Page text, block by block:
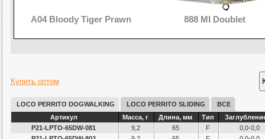
A04 Bloody Tiger Prawn 888 MI Doublet
Купить оптом
LOCO PERRITO DOGWALKING LOCO PERRITO SLIDING
ВСЕ
Артикул
Масса, г Длина, мм Тип
P21-LPTO-65DW-081
9,2 65 F
0,0-0,0